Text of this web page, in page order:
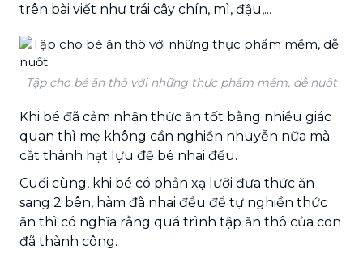
trên bài viết như trái cây chín, mì, đậu,...
Tập cho bé ăn thô với những thực phẩm mềm, dễ nuốt
Khi bé đã cảm nhận thức ăn tốt bằng nhiều giác
quan thì mẹ không cần nghiền nhuyễn nữa mà
cắt thành hạt lựu để bé nhai đều.
Cuối cùng, khi bé có phản xạ lưỡi đưa thức ăn
sang 2 bên, hàm đã nhai đều để tự nghiền thức
ăn thì có nghĩa rằng quá trình tập ăn thô của con
đã thành công.